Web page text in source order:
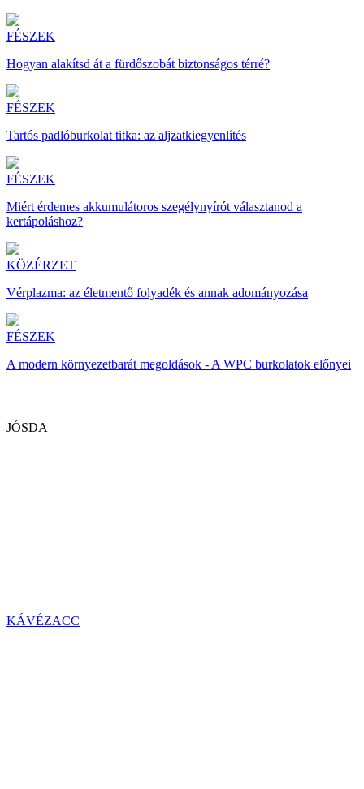
FÉSZEK
Hogyan alakítsd át a fürdőszobát biztonságos térré?
FÉSZEK
Tartós padlóburkolat titka: az aljzatkiegyenlítés
FÉSZEK
Miért érdemes akkumulátoros szegélynyírót választanod a
kertápoláshoz?
KÖZÉRZET
Vérplazma: az életmentő folyadék és annak adományozása
FÉSZEK
A modern környezetbarát megoldások - A WPC burkolatok előnyei
JÓSDA
KÁVÉZACC